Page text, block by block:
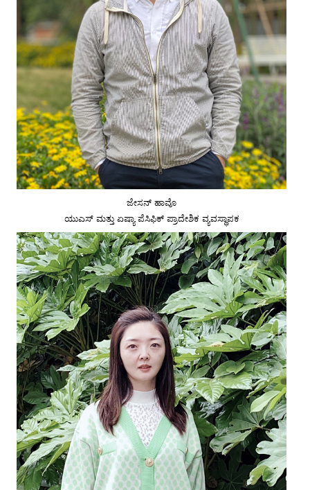
ಜೇಸನ್ ಹಾವೊ
ಯುಎಸ್ ಮತ್ತು ಏಷ್ಯಾ ಪೆಸಿಫಿಕ್ ಪ್ರಾದೇಶಿಕ ವ್ಯವಸ್ಥಾಪಕ